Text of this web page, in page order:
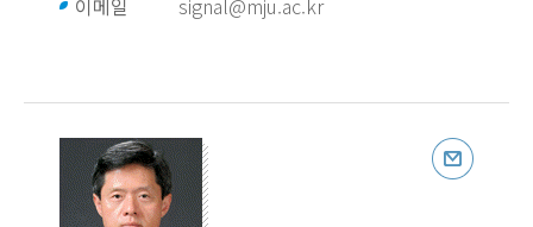
이메일 signal@mju.ac.kr